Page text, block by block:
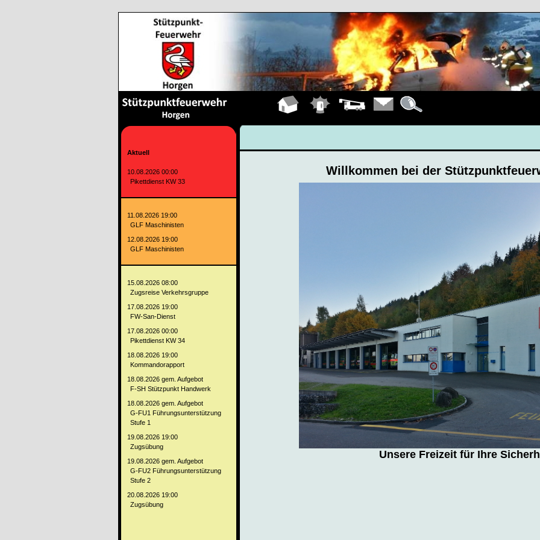
Aktuell
10.08.2026 00:00
Pikettdienst KW 33
11.08.2026 19:00
GLF Maschinisten
12.08.2026 19:00
GLF Maschinisten
15.08.2026 08:00
Zugsreise Verkehrsgruppe
17.08.2026 19:00
FW-San-Dienst
17.08.2026 00:00
Pikettdienst KW 34
18.08.2026 19:00
Kommandorapport
18.08.2026 gem. Aufgebot
F-SH Stützpunkt Handwerk
18.08.2026 gem. Aufgebot
G-FU1 Führungsunterstützung
Stufe 1
19.08.2026 19:00
Zugsübung
19.08.2026 gem. Aufgebot
G-FU2 Führungsunterstützung
Stufe 2
20.08.2026 19:00
Zugsübung
Willkommen bei der
Unsere Freizeit für Ihre